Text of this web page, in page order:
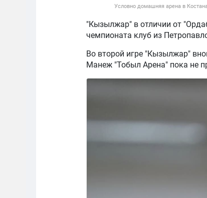
Условно домашняя арена в
"Кызылжар" в отличии от
чемпионата клуб из
Во второй игре "Кызылжар"
Манеж "Тобыл Арена" пока не